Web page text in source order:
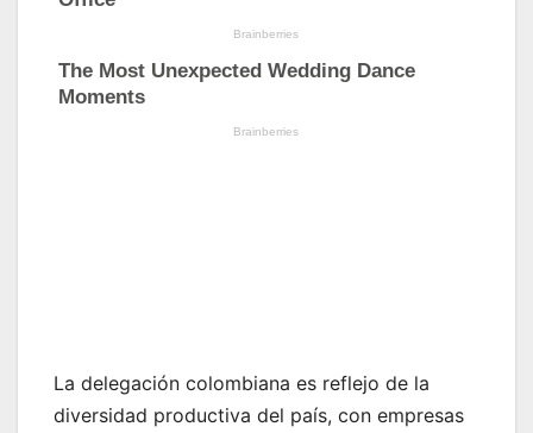
La delegación colombiana es reflejo de la
diversidad productiva del país, con empresas